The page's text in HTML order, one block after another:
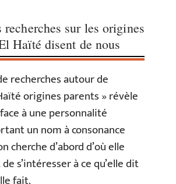
recherches sur les origines
Haïté disent de nous
recherches autour de
origines parents » révèle
à une personnalité
un nom à consonance
cherche d’abord d’où elle
s’intéresser à ce qu’elle dit